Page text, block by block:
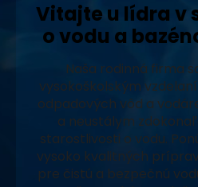
Vitajte u lídra v
o vodu a
Naša rodinná firma
vysokoškolským
odpadových vôd a
a neustálym
starostlivosti o vodu.
vysoko kvalitných
pre čistú a bezpečnú